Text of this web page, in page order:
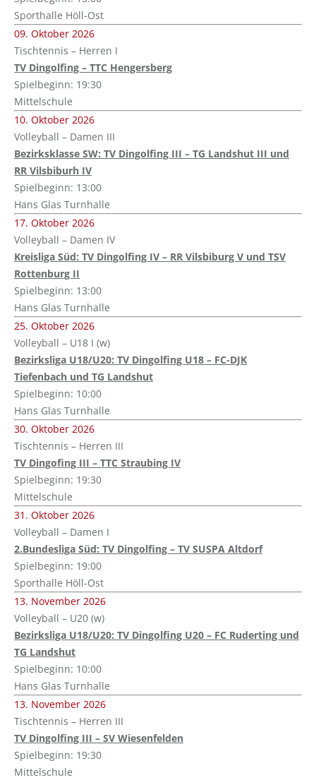
Sporthalle Höll-Ost
09. Oktober 2026
Tischtennis – Herren I
TV Dingolfing – TTC Hengersberg
Spielbeginn: 19:30
Mittelschule
10. Oktober 2026
Volleyball – Damen III
Bezirksklasse SW: TV Dingolfing III – TG Landshut III und
RR Vilsbiburh IV
Spielbeginn: 13:00
Hans Glas Turnhalle
17. Oktober 2026
Volleyball – Damen IV
Kreisliga Süd: TV Dingolfing IV – RR Vilsbiburg V und TSV
Rottenburg II
Spielbeginn: 13:00
Hans Glas Turnhalle
25. Oktober 2026
Volleyball – U18 I (w)
Bezirksliga U18/U20: TV Dingolfing U18 – FC-DJK
Tiefenbach und TG Landshut
Spielbeginn: 10:00
Hans Glas Turnhalle
30. Oktober 2026
Tischtennis – Herren III
TV Dingofing III – TTC Straubing IV
Spielbeginn: 19:30
Mittelschule
31. Oktober 2026
Volleyball – Damen I
2.Bundesliga Süd: TV Dingolfing – TV SUSPA Altdorf
Spielbeginn: 19:00
Sporthalle Höll-Ost
13. November 2026
Volleyball – U20 (w)
Bezirksliga U18/U20: TV Dingolfing U20 – FC Ruderting und
TG Landshut
Spielbeginn: 10:00
Hans Glas Turnhalle
13. November 2026
Tischtennis – Herren III
TV Dingolfing III – SV Wiesenfelden
Spielbeginn: 19:30
Mittelschule